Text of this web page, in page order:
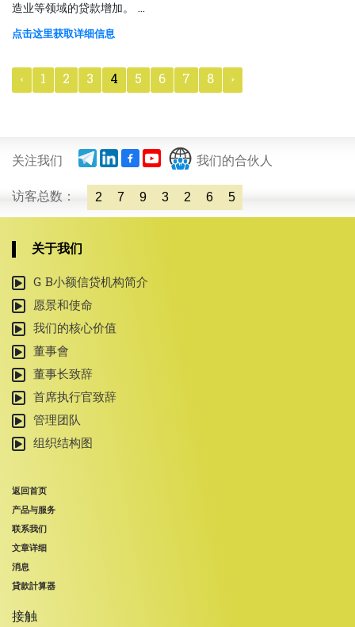
造业等领域的贷款增加。 ...
点击这里获取详细信息
‹ 1 2 3 4 5 6 7 8 ›
关注我们
我们的合伙人
访客总数：
2 7 9 3 2 6 5
关于我们
G B小额信贷机构简介
愿景和使命
我们的核心价值
董事會
董事长致辞
首席执行官致辞
管理团队
组织结构图
返回首页
产品与服务
联系我们
文章详细
消息
貸款計算器
接触